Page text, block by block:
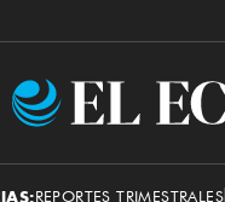
REPORTES TRIMESTRALES